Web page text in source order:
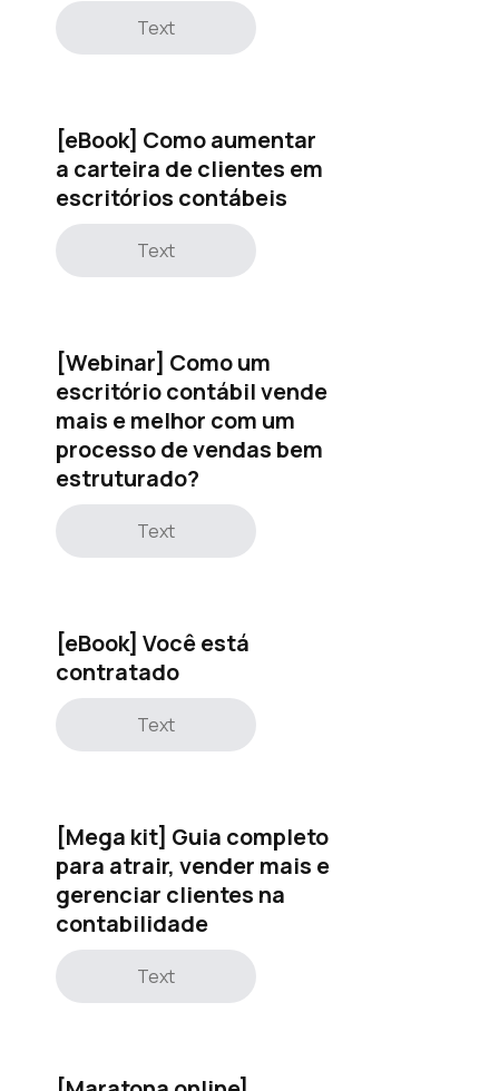
Text
[eBook] Como aumentar
a carteira de clientes em
escritórios contábeis
Text
[Webinar] Como um
escritório contábil vende
mais e melhor com um
processo de vendas bem
estruturado?
Text
[eBook] Você está
contratado
Text
[Mega kit] Guia completo
para atrair, vender mais e
gerenciar clientes na
contabilidade
Text